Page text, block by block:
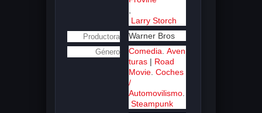
Larry Storch
Productora Warner Bros
Género Comedia Aven
turas | Road
Movie Coches
/
Automovilismo
Steampunk